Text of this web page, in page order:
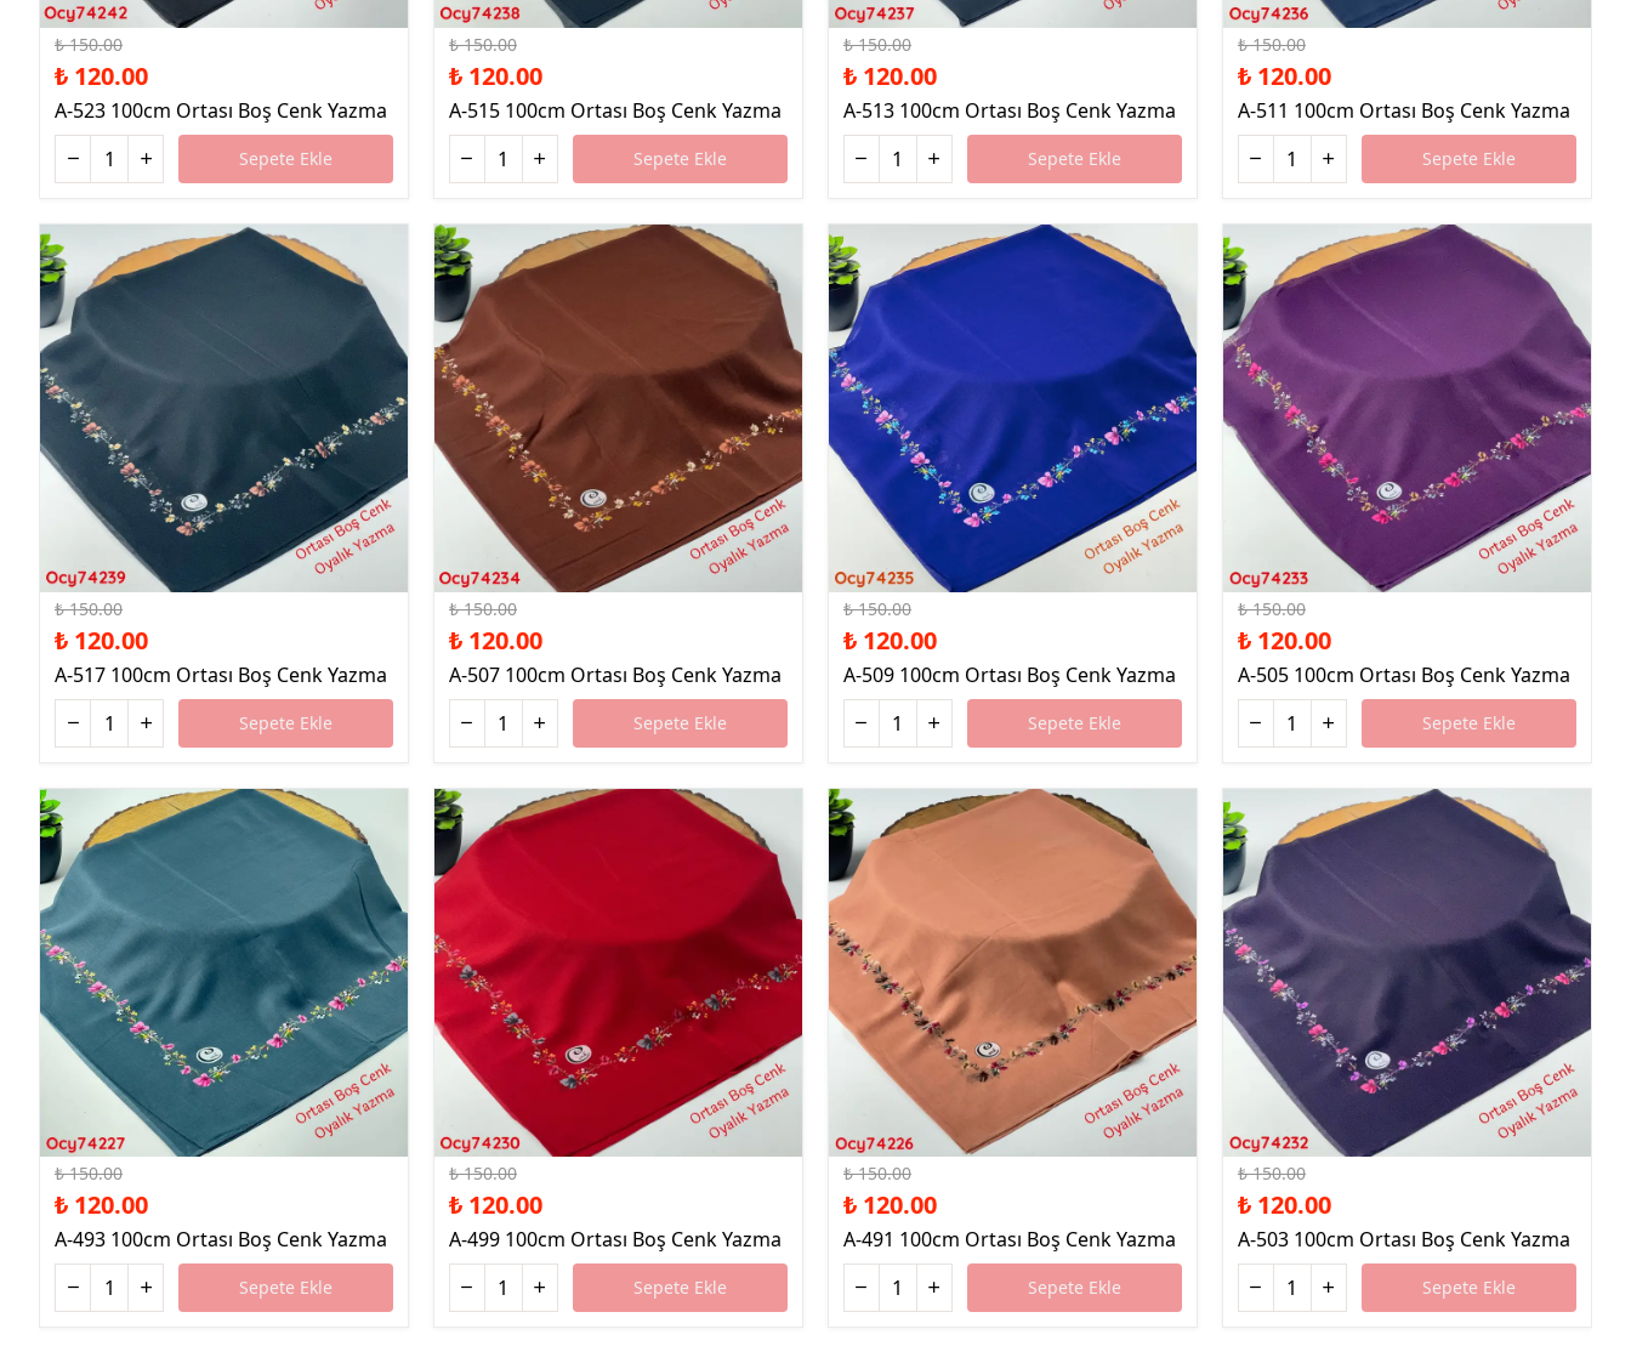
%20 İndirim
₺ 150.00
₺ 120.00
A-523 100cm Ortası Boş Cenk Yazma
Sepete Ekle
%20 İndirim
₺ 150.00
₺ 120.00
A-515 100cm Ortası Boş Cenk Yazma
Sepete Ekle
%20 İndirim
₺ 150.00
₺ 120.00
A-513 100cm Ortası Boş Cenk Yazma
Sepete Ekle
%20 İndirim
₺ 150.00
₺ 120.00
A-511 100cm Ortası Boş Cenk Yazma
Sepete Ekle
%20 İndirim
₺ 150.00
₺ 120.00
A-517 100cm Ortası Boş Cenk Yazma
Sepete Ekle
%20 İndirim
₺ 150.00
₺ 120.00
A-507 100cm Ortası Boş Cenk Yazma
Sepete Ekle
%20 İndirim
₺ 150.00
₺ 120.00
A-509 100cm Ortası Boş Cenk Yazma
Sepete Ekle
%20 İndirim
₺ 150.00
₺ 120.00
A-505 100cm Ortası Boş Cenk Yazma
Sepete Ekle
%20 İndirim
₺ 150.00
₺ 120.00
A-493 100cm Ortası Boş Cenk Yazma
Sepete Ekle
%20 İndirim
₺ 150.00
₺ 120.00
A-499 100cm Ortası Boş Cenk Yazma
Sepete Ekle
%20 İndirim
₺ 150.00
₺ 120.00
A-491 100cm Ortası Boş Cenk Yazma
Sepete Ekle
%20 İndirim
₺ 150.00
₺ 120.00
A-503 100cm Ortası Boş Cenk Yazma
Sepete Ekle